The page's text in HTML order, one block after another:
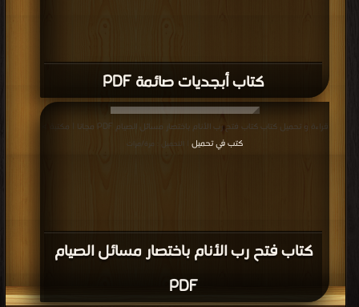
كتاب أبجديات صائمة PDF
كتاب فتح رب الأنام باختصار مسائل الصيام
PDF
قراءة و تحميل كتاب كتاب فتح رب الأنام باختصار مسائل الصيام PDF مجانا | مكتبة >
كتب في تحميل | التحميل : مرة/مرات